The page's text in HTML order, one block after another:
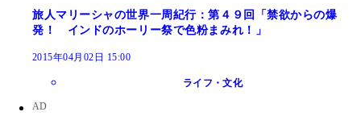
旅人マリーシャの世界一周紀行：第４９回「禁欲からの爆
発！ インドのホーリー祭で色粉まみれ！」
2015年04月02日 15:00
ライフ・文化